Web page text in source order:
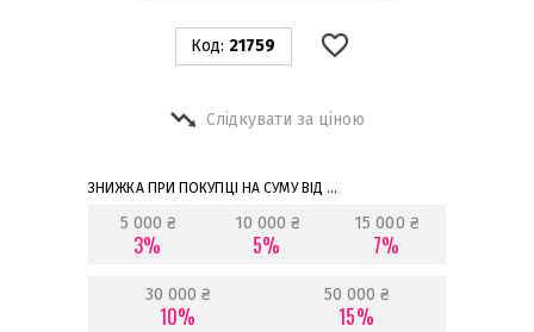
Код: 21759
Слідкувати за ціною
ЗНИЖКА ПРИ ПОКУПЦІ НА СУМУ ВІД ...
5 000 ₴
3%
10 000 ₴
5%
15 000 ₴
7%
30 000 ₴
10%
50 000 ₴
15%